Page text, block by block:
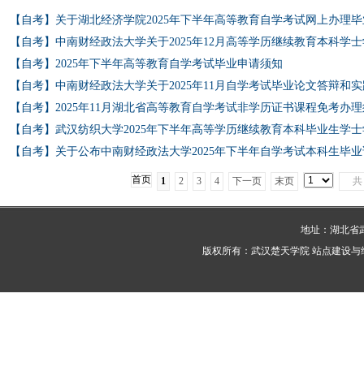
【自考】关于湖北经济学院2025年下半年高等教育自学考试网上办理
【自考】中南财经政法大学关于2025年12月高等学历继续教育本科学
【自考】2025年下半年高等教育自学考试毕业申请须知
【自考】中南财经政法大学关于2025年11月自学考试毕业论文答辩和
【自考】2025年11月湖北省高等教育自学考试非学历证书课程免考办
【自考】武汉纺织大学2025年下半年高等学历继续教育本科毕业生学
【自考】关于公布中南财经政法大学2025年下半年自学考试本科生毕
首页 1 2 3 4 下一页 末页 共
地址：湖北省
版权所有：武汉楚天学院 站点建设